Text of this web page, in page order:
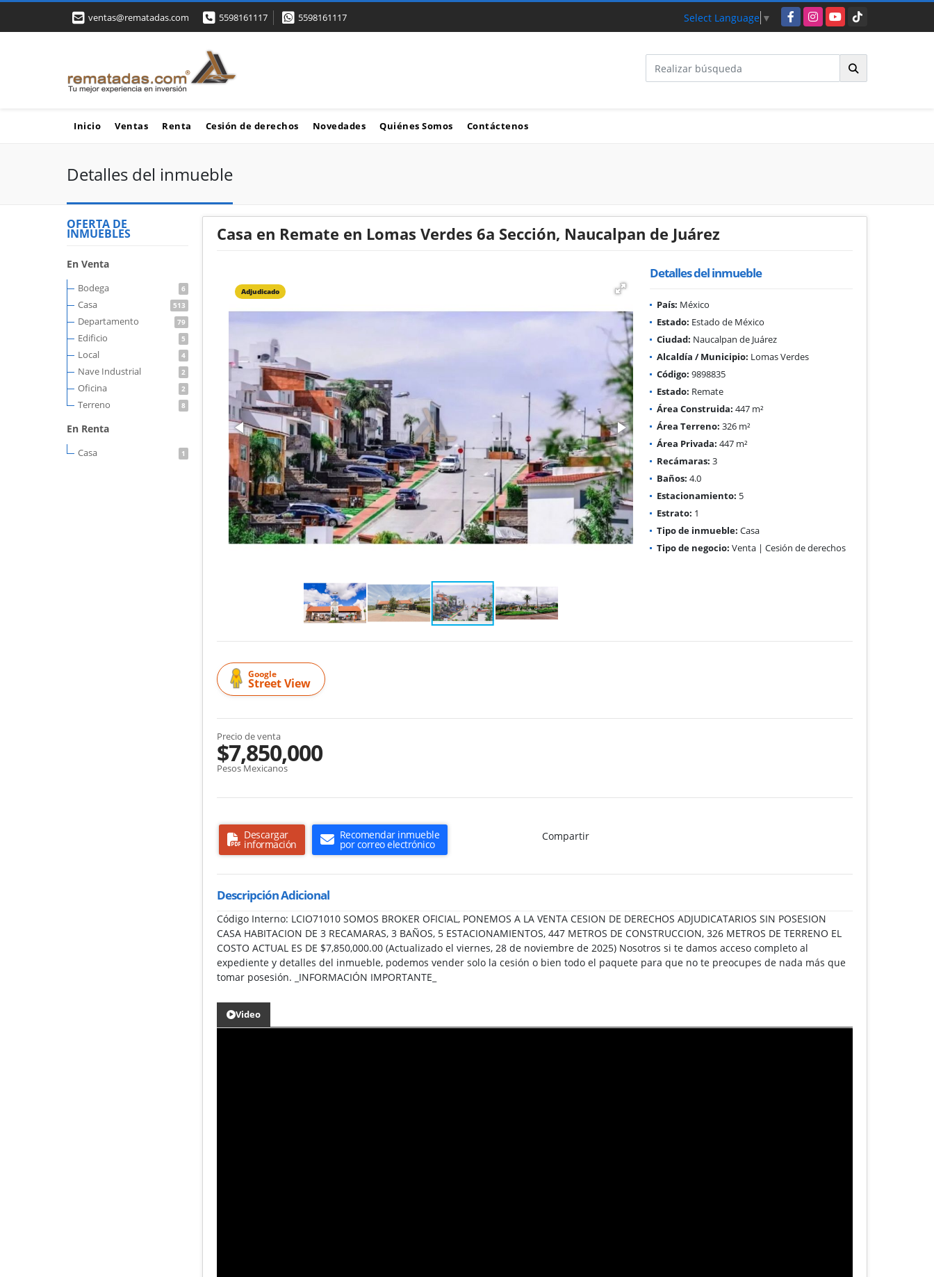
ventas@rematadas.com 5598161117 5598161117 Select Language ▼ FacebookInstagramYouTubeTikTok
Inicio Ventas Renta Cesión de derechos Novedades Quiénes Somos Contáctenos
Detalles del inmueble
OFERTA DE
INMUEBLES
En Venta
Bodega 6
Casa 513
Departamento 79
Edificio 5
Local 4
Nave Industrial 2
Oficina 2
Terreno 8
En Renta
Casa 1
Casa en Remate en Lomas Verdes 6a Sección, Naucalpan de Juárez
Adjudicado
Detalles del inmueble
País: México
Estado: Estado de México
Ciudad: Naucalpan de Juárez
Alcaldía / Municipio: Lomas Verdes
Código: 9898835
Estado: Remate
Área Construida: 447 m²
Área Terreno: 326 m²
Área Privada: 447 m²
Recámaras: 3
Baños: 4.0
Estacionamiento: 5
Estrato: 1
Tipo de inmueble: Casa
Tipo de negocio: Venta | Cesión de derechos
Google
Street View
Precio de venta
$7,850,000
Pesos Mexicanos
Descargar
información
Recomendar inmueble
por correo electrónico
Compartir
Descripción Adicional
Código Interno: LCIO71010 SOMOS BROKER OFICIAL, PONEMOS A LA VENTA CESION DE DERECHOS ADJUDICATARIOS SIN POSESION
CASA HABITACION DE 3 RECAMARAS, 3 BAÑOS, 5 ESTACIONAMIENTOS, 447 METROS DE CONSTRUCCION, 326 METROS DE TERRENO EL
COSTO ACTUAL ES DE $7,850,000.00 (Actualizado el viernes, 28 de noviembre de 2025) Nosotros si te damos acceso completo al
expediente y detalles del inmueble, podemos vender solo la cesión o bien todo el paquete para que no te preocupes de nada más que
tomar posesión. _INFORMACIÓN IMPORTANTE_
Video